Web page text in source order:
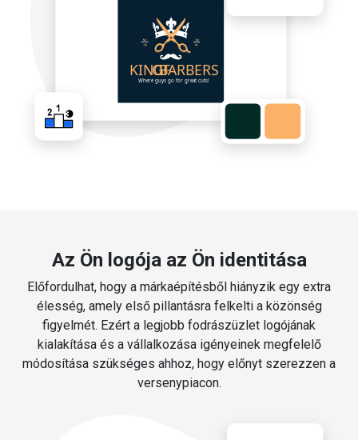
Az Ön logója az Ön identitása
Előfordulhat, hogy a márkaépítésből hiányzik egy extra
élesség, amely első pillantásra felkelti a közönség
figyelmét. Ezért a legjobb fodrászüzlet logójának
kialakítása és a vállalkozása igényeinek megfelelő
módosítása szükséges ahhoz, hogy előnyt szerezzen a
versenypiacon.